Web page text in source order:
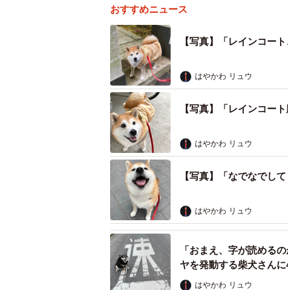
この日まるちゃんは、例年なら別日に行
の予防接種の両方を、初めてまとめて
最近、足をねんざしてしまったため、日
に乗って出かけていたまるちゃん。この
園に行ける♡」と信じ切っていました。
おすすめニュース
【写真】「レインコー
はやかわ リュウ
【写真】「レインコー
はやかわ リュウ
【写真】「なでなでし
はやかわ リュウ
「おまえ、字が読める
ヤを発動する柴犬さん
はやかわ リュウ